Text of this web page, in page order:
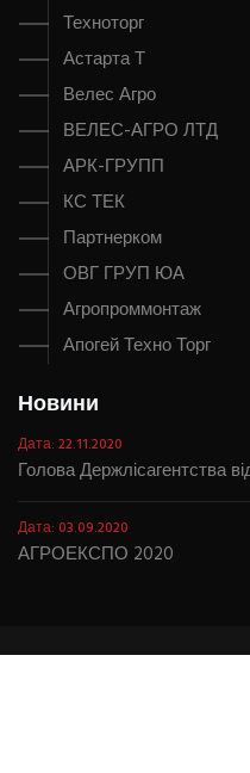
Техноторг
Астарта Т
Велес Агро
ВЕЛЕС-АГРО ЛТД
АРК-ГРУПП
КС ТЕК
Партнерком
ОВГ ГРУП ЮА
Агропроммонтаж
Апогей Техно Торг
Новини
Дата: 22.11.2020
Голова Держлісагентства
Дата: 03.09.2020
АГРОЕКСПО 2020
© 2018-2026 Kamex. |